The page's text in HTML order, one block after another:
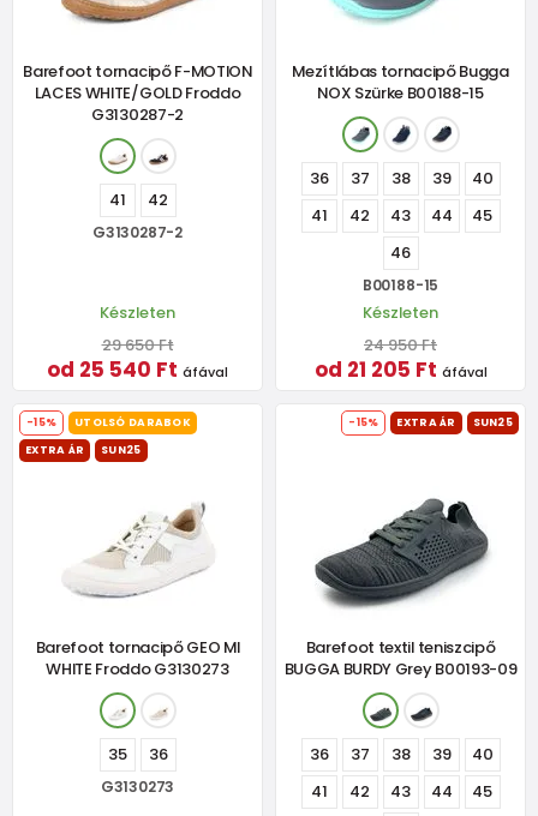
Barefoot tornacipő F-MOTION
LACES WHITE/GOLD Froddo
G3130287-2
41 42
G3130287-2
Készleten
29 650 Ft
od 25 540 Ft áfával
Mezítlábas tornacipő Bugga
NOX Szürke B00188-15
36 37 38 39
40
41
42 43 44
45
46
B00188-15
Készleten
24 950 Ft
od 21 205 Ft áfával
-15%
UTOLSÓ DARABOK
EXTRA ÁR
SUN25
Barefoot tornacipő GEO MI
WHITE Froddo G3130273
35 36
G3130273
-15% EXTRA ÁR SUN25
Barefoot textil teniszcipő
BUGGA BURDY Grey B00193-09
36 37 38 39
40
41
42 43 44
45